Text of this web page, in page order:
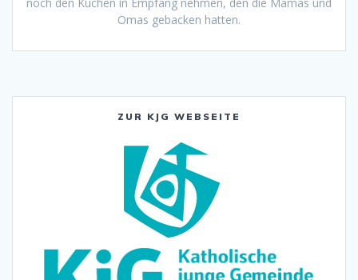
Omas gebacken hatten.
ZUR KJG WEBSEITE